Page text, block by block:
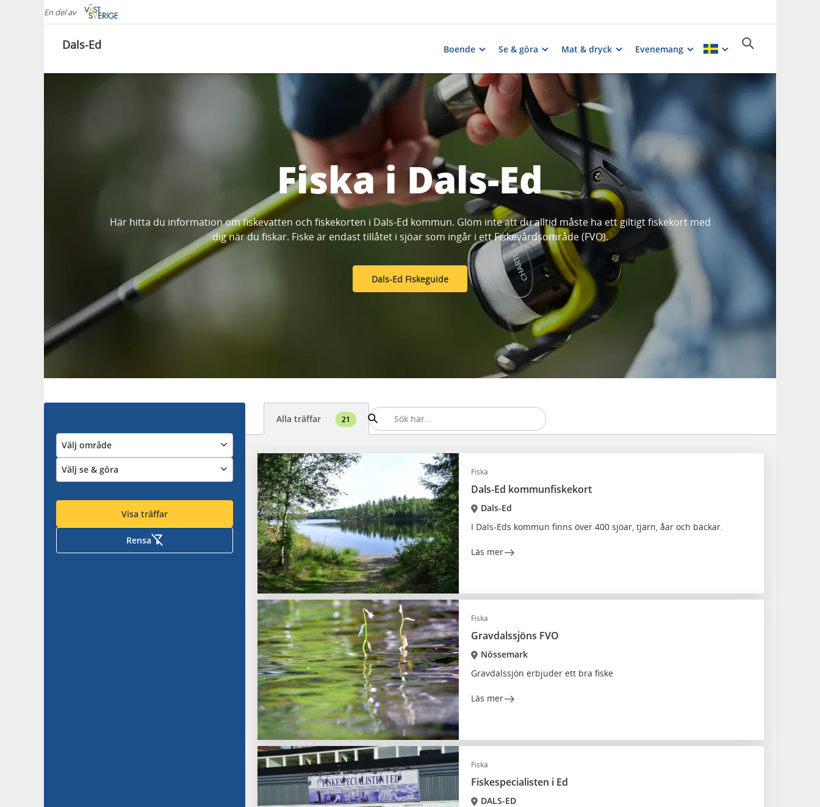
En del av
Dals-Ed Boende Se & göra Mat & dryck Evenemang
Fiska i Dals-Ed
Här hitta du information om fiskevatten och fiskekorten i Dals-Ed kommun. Glöm inte att du alltid måste ha ett giltigt fiskekort med
dig när du fiskar. Fiske är endast tillåtet i sjöar som ingår i ett Fiskevårdsområde (FVO).
Dals-Ed Fiskeguide
Välj område
Välj se & göra
Visa träffar
Rensa
Alla träffar 21
Fiska
Dals-Ed kommunfiskekort
Dals-Ed
I Dals-Eds kommun finns över 400 sjöar, tjärn, åar och bäckar.
Läs mer
Fiska
Gravdalssjöns FVO
Nössemark
Gravdalssjön erbjuder ett bra fiske
Läs mer
Fiska
Fiskespecialisten i Ed
DALS-ED